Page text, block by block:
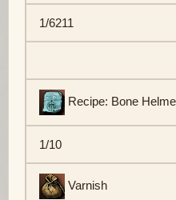
1/6211
Recipe: Bone
1/10
Varnish